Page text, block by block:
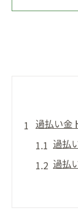
過払い金
過払
過払